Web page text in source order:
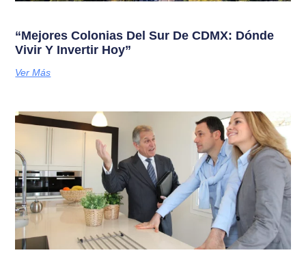
“Mejores Colonias Del Sur De CDMX: Dónde
Vivir Y Invertir Hoy”
Ver Más